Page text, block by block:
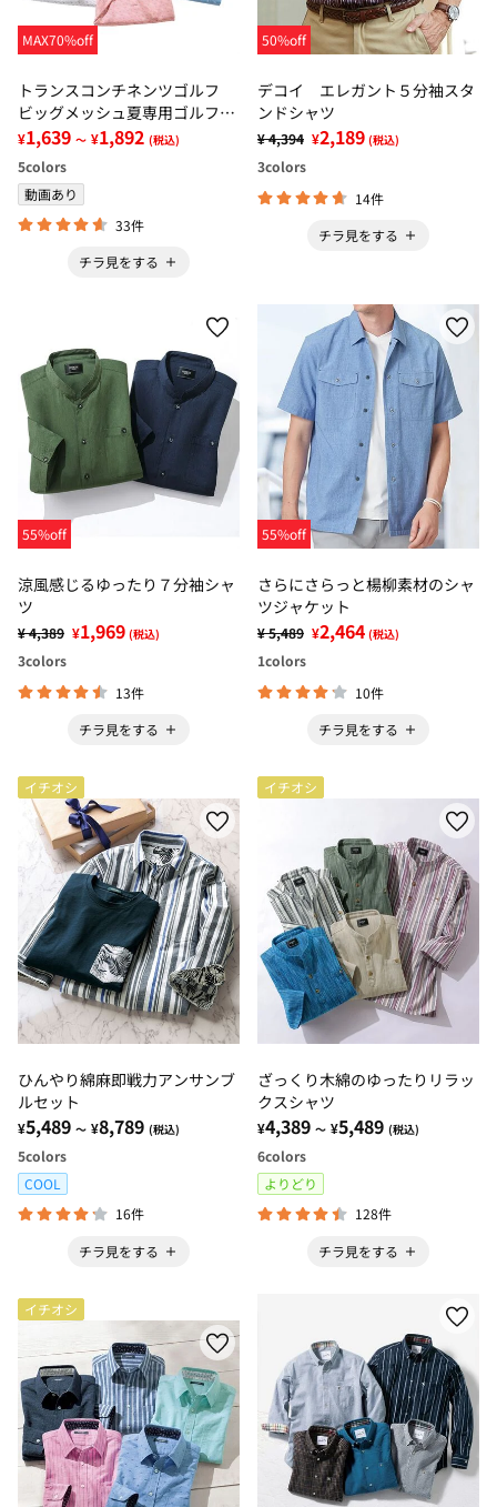
MAX70%off
トランスコンチネンツゴルフ
ビッグメッシュ夏専用ゴルフシ
ャツ
¥1,639 ～ ¥1,892 (税込)
5colors
動画あり
33件
チラ見をする
50%off
デコイ エレガント５分袖スタ
ンドシャツ
¥ 4,394 ¥2,189 (税込)
3colors
14件
チラ見をする
55%off
涼風感じるゆったり７分袖シャ
ツ
¥ 4,389 ¥1,969 (税込)
3colors
13件
チラ見をする
55%off
さらにさらっと楊柳素材のシャ
ツジャケット
¥ 5,489 ¥2,464 (税込)
1colors
10件
チラ見をする
イチオシ
ひんやり綿麻即戦力アンサンブ
ルセット
¥5,489 ～ ¥8,789 (税込)
5colors
COOL
16件
チラ見をする
イチオシ
ざっくり木綿のゆったりリラッ
クスシャツ
¥4,389 ～ ¥5,489 (税込)
6colors
よりどり
128件
チラ見をする
イチオシ